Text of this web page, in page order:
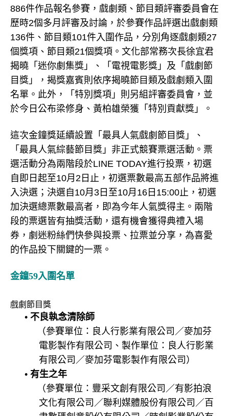
886件作品報名參賽，戲劇類、節目類評審委員會在
歷時2個多月評審及討論，於參賽作品評選出戲劇類
136件、節目類101件入圍作品，分別角逐戲劇類27
個獎項、節目類21個獎項。文化部常務次長徐宜君
揭曉「迷你劇集獎」、「電視電影獎」及「戲劇節
目獎」，揭獎嘉賓則依序揭曉節目類及戲劇類入圍
名單。此外，「特別獎項」則另組評審委員會，並
於今日公布梁修身、黃柏雄榮獲「特別貢獻獎」。
這次金鐘獎延續設置「最具人氣戲劇節目獎」、
「最具人氣綜藝節目獎」非正式競賽票選活動。票
選活動分為兩階段於LINE TODAY進行投票，初選
自即日起至10月2日止，初選票數最高五部作品將進
入決選；決選自10月3日至10月16日15:00止，初選
加決選總票數最高者，即為今年人氣獎得主。兩階
段的票選皆有抽獎活動，還有機會獲得典禮入場
券，劇迷粉絲們快參與投票、拉票並分享，為喜愛
的作品投下關鍵的一票。
金鐘59入圍名單
戲劇節目獎
•不良執念清除師
（參賽單位：良人行影業有限公司／麥加芬
電影製作有限公司、製作單位：良人行影業
有限公司／麥加芬電影製作有限公司）
•有生之年
（參賽單位：豐采文創有限公司／有影拍浪
文化有限公司／聯利媒體股份有限公司／百